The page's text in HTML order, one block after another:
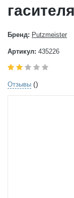
гасителя
Бренд: Putzmeister
Артикул: 435226
Отзывы ()